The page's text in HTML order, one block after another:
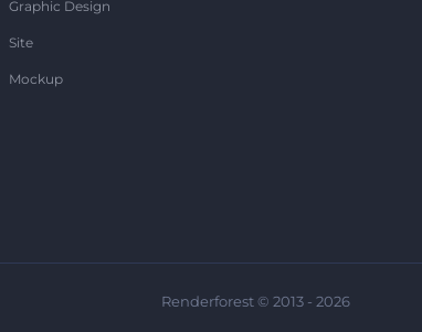
Graphic Design
Site
Mockup
Renderforest © 2013 - 2026